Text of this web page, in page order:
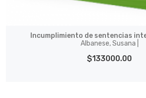
Incumplimiento de sentencias
Albanese, Susana |
$133000.00